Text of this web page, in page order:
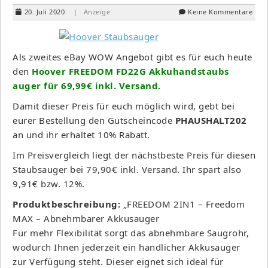
20. Juli 2020 | Anzeige Keine Kommentare
Als zweites eBay WOW Angebot gibt es für euch heute
den Hoover FREEDOM FD22G Akkuhandstaubs
auger für 69,99€ inkl. Versand.
Damit dieser Preis für euch möglich wird, gebt bei
eurer Bestellung den Gutscheincode PHAUSHALT202
an und ihr erhaltet 10% Rabatt.
Im Preisvergleich liegt der nächstbeste Preis für diesen
Staubsauger bei 79,90€ inkl. Versand. Ihr spart also
9,91€ bzw. 12%.
Produktbeschreibung: „FREEDOM 2IN1 – Freedom
MAX – Abnehmbarer Akkusauger
Für mehr Flexibilität sorgt das abnehmbare Saugrohr,
wodurch Ihnen jederzeit ein handlicher Akkusauger
zur Verfügung steht. Dieser eignet sich ideal für